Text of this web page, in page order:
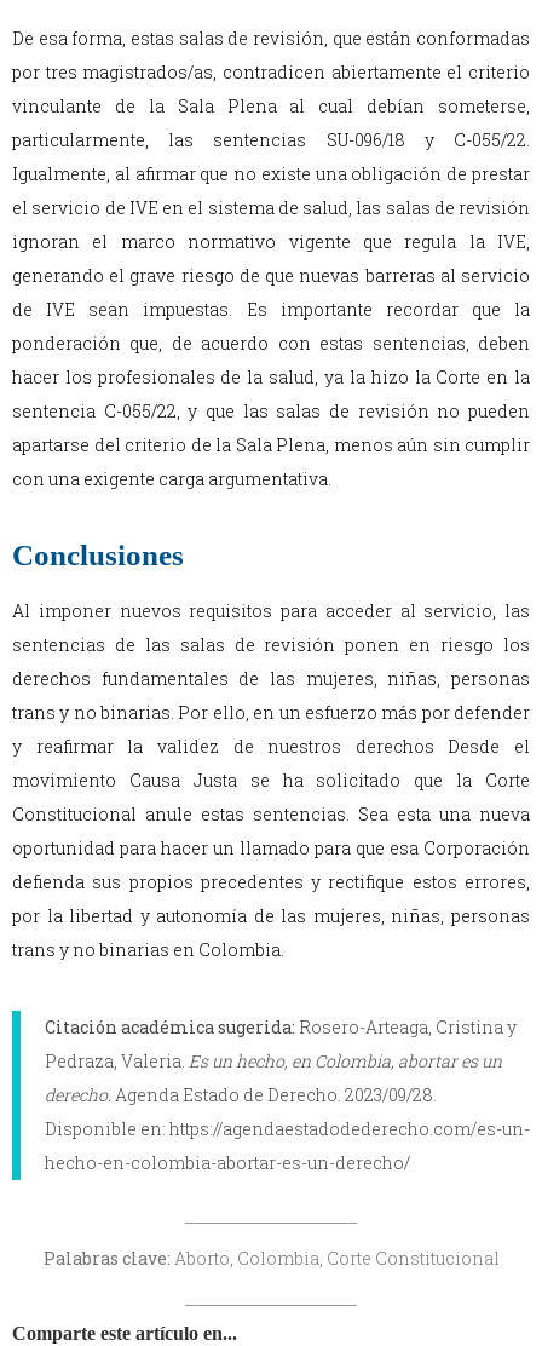
De esa forma, estas salas de revisión, que están conformadas
por tres magistrados/as, contradicen abiertamente el criterio
vinculante de la Sala Plena al cual debían someterse,
particularmente, las sentencias SU-096/18 y C-055/22.
Igualmente, al afirmar que no existe una obligación de prestar
el servicio de IVE en el sistema de salud, las salas de revisión
ignoran el marco normativo vigente que regula la IVE,
generando el grave riesgo de que nuevas barreras al servicio
de IVE sean impuestas. Es importante recordar que la
ponderación que, de acuerdo con estas sentencias, deben
hacer los profesionales de la salud, ya la hizo la Corte en la
sentencia C-055/22, y que las salas de revisión no pueden
apartarse del criterio de la Sala Plena, menos aún sin cumplir
con una exigente carga argumentativa.
Conclusiones
Al imponer nuevos requisitos para acceder al servicio, las
sentencias de las salas de revisión ponen en riesgo los
derechos fundamentales de las mujeres, niñas, personas
trans y no binarias. Por ello, en un esfuerzo más por defender
y reafirmar la validez de nuestros derechos Desde el
movimiento Causa Justa se ha solicitado que la Corte
Constitucional anule estas sentencias. Sea esta una nueva
oportunidad para hacer un llamado para que esa Corporación
defienda sus propios precedentes y rectifique estos errores,
por la libertad y autonomía de las mujeres, niñas, personas
trans y no binarias en Colombia.
Citación académica sugerida: Rosero-Arteaga, Cristina y
Pedraza, Valeria. Es un hecho, en Colombia, abortar es un
derecho. Agenda Estado de Derecho. 2023/09/28.
Disponible en: https://agendaestadodederecho.com/es-un-
hecho-en-colombia-abortar-es-un-derecho/
Palabras clave: Aborto, Colombia, Corte Constitucional
Comparte este artículo en...